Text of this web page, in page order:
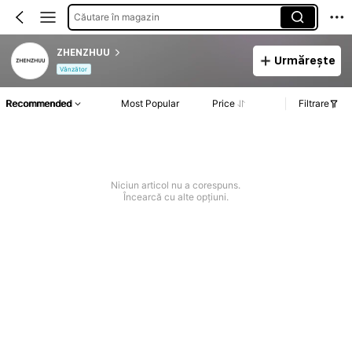
Căutare în magazin
ZHENZHUU
Vânzător
Urmărește
Recommended Most Popular Price Filtrare
Niciun articol nu a corespuns.
Încearcă cu alte opțiuni.